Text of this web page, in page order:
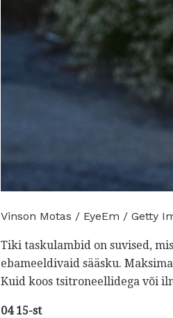
Vinson Motas / EyeEm / Getty
Tiki taskulambid on suvised,
ebameeldivaid sääsku.
Kuid koos tsitroneellidega või
04 15-st